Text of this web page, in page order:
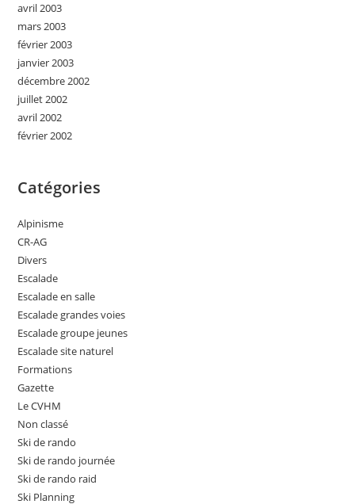
avril 2003
mars 2003
février 2003
janvier 2003
décembre 2002
juillet 2002
avril 2002
février 2002
Catégories
Alpinisme
CR-AG
Divers
Escalade
Escalade en salle
Escalade grandes voies
Escalade groupe jeunes
Escalade site naturel
Formations
Gazette
Le CVHM
Non classé
Ski de rando
Ski de rando journée
Ski de rando raid
Ski Planning